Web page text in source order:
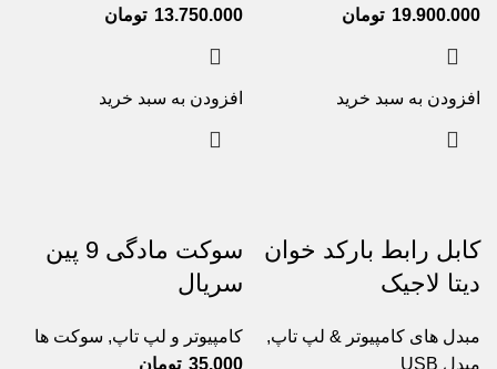
19.900.000 تومان
افزودن به سبد خرید
13.750.000 تومان
افزودن به سبد خرید
کابل رابط بارکد خوان
دیتا لاجیک
مبدل های کامپیوتر & لپ تاپ,
مبدل USB
سوکت مادگی 9 پین
سریال
کامپیوتر و لپ تاپ, سوکت ها
35.000 تومان